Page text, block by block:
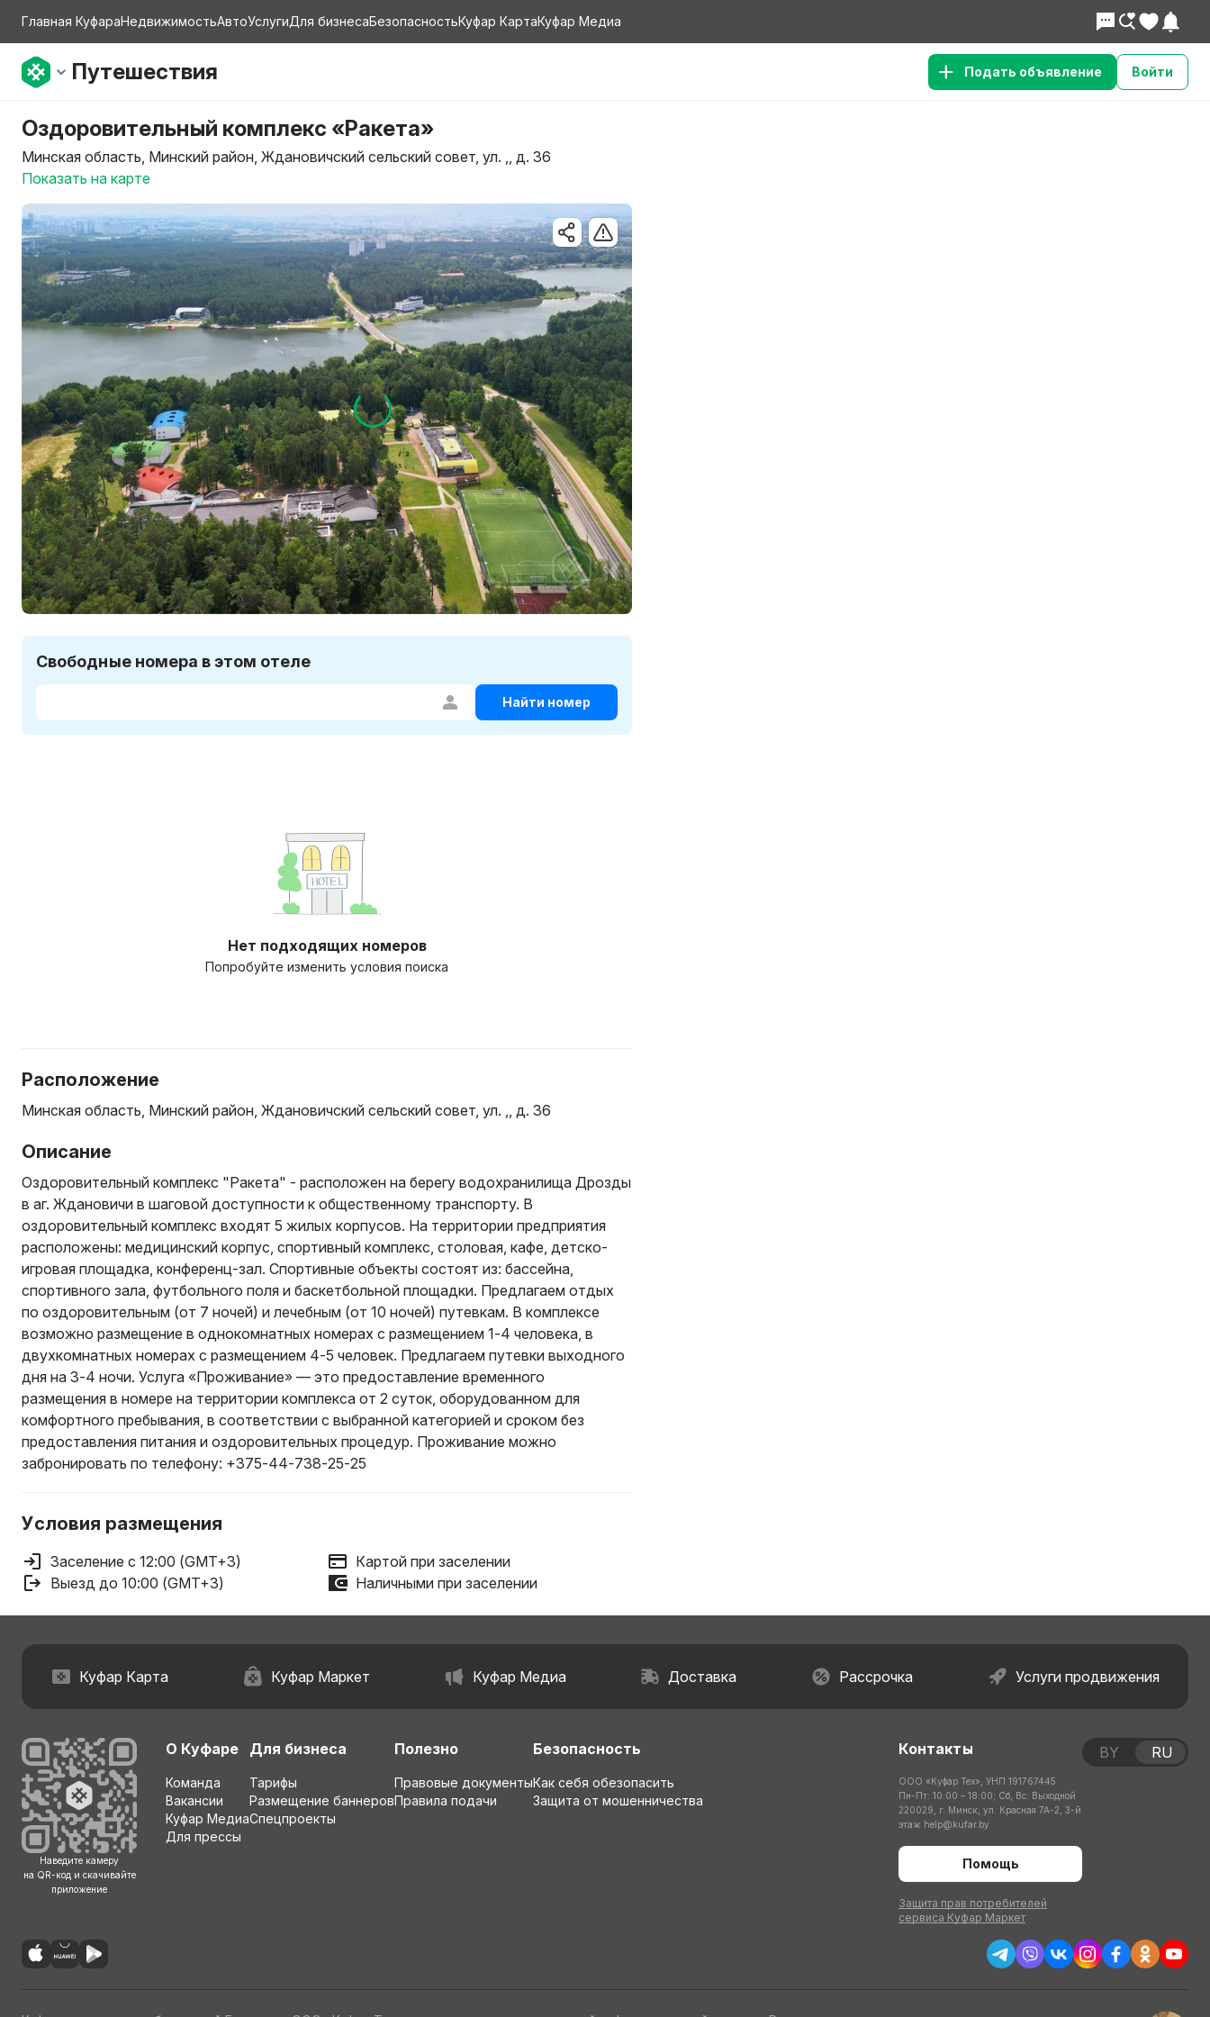
Главная КуфараНедвижимостьАвтоУслугиДля бизнесаБезопасностьКуфар КартаКуфар Медиа
Путешествия Подать объявление Войти
Оздоровительный комплекс «Ракета»
Минская область, Минский район, Ждановичский сельский совет, ул. ,, д. 36
Показать на карте
Свободные номера в этом отеле
Найти номер
Нет подходящих номеров
Попробуйте изменить условия поиска
Расположение
Минская область, Минский район, Ждановичский сельский совет, ул. ,, д. 36
Описание
Оздоровительный комплекс "Ракета" - расположен на берегу водохранилища Дрозды
в аг. Ждановичи в шаговой доступности к общественному транспорту. В
оздоровительный комплекс входят 5 жилых корпусов. На территории предприятия
расположены: медицинский корпус, спортивный комплекс, столовая, кафе, детско-
игровая площадка, конференц-зал. Спортивные объекты состоят из: бассейна,
спортивного зала, футбольного поля и баскетбольной площадки. Предлагаем отдых
по оздоровительным (от 7 ночей) и лечебным (от 10 ночей) путевкам. В комплексе
возможно размещение в однокомнатных номерах с размещением 1-4 человека, в
двухкомнатных номерах с размещением 4-5 человек. Предлагаем путевки выходного
дня на 3-4 ночи. Услуга «Проживание» — это предоставление временного
размещения в номере на территории комплекса от 2 суток, оборудованном для
комфортного пребывания, в соответствии с выбранной категорией и сроком без
предоставления питания и оздоровительных процедур. Проживание можно
забронировать по телефону: +375-44-738-25-25
Условия размещения
Заселение с 12:00 (GMT+3)
Выезд до 10:00 (GMT+3)
Картой при заселении
Наличными при заселении
Куфар Карта Куфар Маркет Куфар Медиа Доставка Рассрочка Услуги продвижения
Наведите камеру
на QR-код и скачивайте
приложение
О Куфаре
Команда
Вакансии
Куфар Медиа
Для прессы
Для бизнеса
Тарифы
Размещение баннеров
Спецпроекты
Полезно
Правовые документы
Правила подачи
Безопасность
Как себя обезопасить
Защита от мошенничества
Контакты
ООО «Куфар Тех», УНП 191767445
Пн-Пт: 10:00 – 18:00; Сб, Вс: Выходной
220029, г. Минск, ул. Красная 7А-2, 3-й
этаж help@kufar.by
Помощь
Защита прав потребителей
сервиса Куфар Маркет
BY RU